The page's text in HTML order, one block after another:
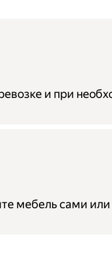
и при
мебель сами или